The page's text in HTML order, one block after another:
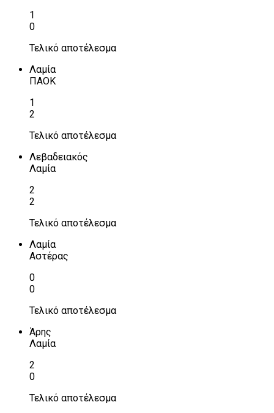
1
0
Τελικό αποτέλεσμα
Λαμία
ΠΑΟΚ
1
2
Τελικό αποτέλεσμα
Λεβαδειακός
Λαμία
2
2
Τελικό αποτέλεσμα
Λαμία
Αστέρας
0
0
Τελικό αποτέλεσμα
Άρης
Λαμία
2
0
Τελικό αποτέλεσμα